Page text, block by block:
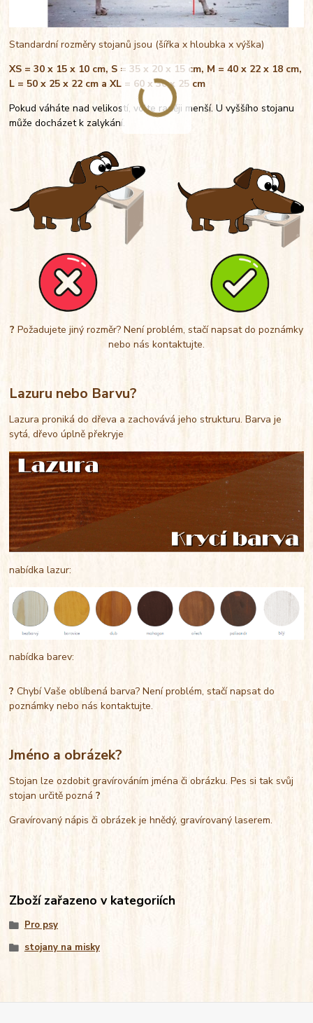
Standardní rozměry stojanů jsou (šířka x hloubka x výška)
XS = 30 x 15 x 10 cm, S = 35 x 20 x 15 cm, M = 40 x 22 x 18 cm,
L = 50 x 25 x 22 cm a XL = 60 x 30 x 25 cm
Pokud váháte nad velikostí, volte raději menší. U vyššího stojanu
může docházet k zalykání.
? Požadujete jiný rozměr? Není problém, stačí napsat do poznámky
nebo nás kontaktujte.
Lazuru nebo Barvu?
Lazura proniká do dřeva a zachovává jeho strukturu. Barva je
sytá, dřevo úplně překryje
nabídka lazur:
nabídka barev:
?Chybí Vaše oblíbená barva? Není problém, stačí napsat do
poznámky nebo nás kontaktujte.
Jméno a obrázek?
Stojan lze ozdobit gravírováním jména či obrázku. Pes si tak svůj
stojan určitě pozná?
Gravírovaný nápis či obrázek je hnědý, gravírovaný laserem.
Zboží zařazeno v kategoriích
Pro psy
stojany na misky